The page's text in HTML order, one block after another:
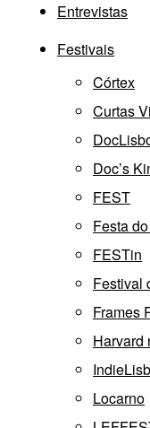
Entrevistas
Festivais
Córtex
Curtas
Doc’s
FEST
Festa
FESTin
Festival
Frames
Harvard
Locarno